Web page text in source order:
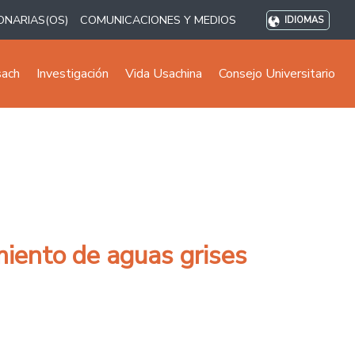
COMUNICACIONES Y MEDIOS IDIOMAS
Investigación Vida Usachina Consejo Universitario
de aguas grises